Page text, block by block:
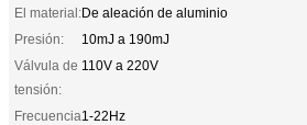
El material:De aleación de aluminio
Presión:
10mJ a 190mJ
Válvula de
tensión:
110V a 220V
Frecuencia1-22Hz